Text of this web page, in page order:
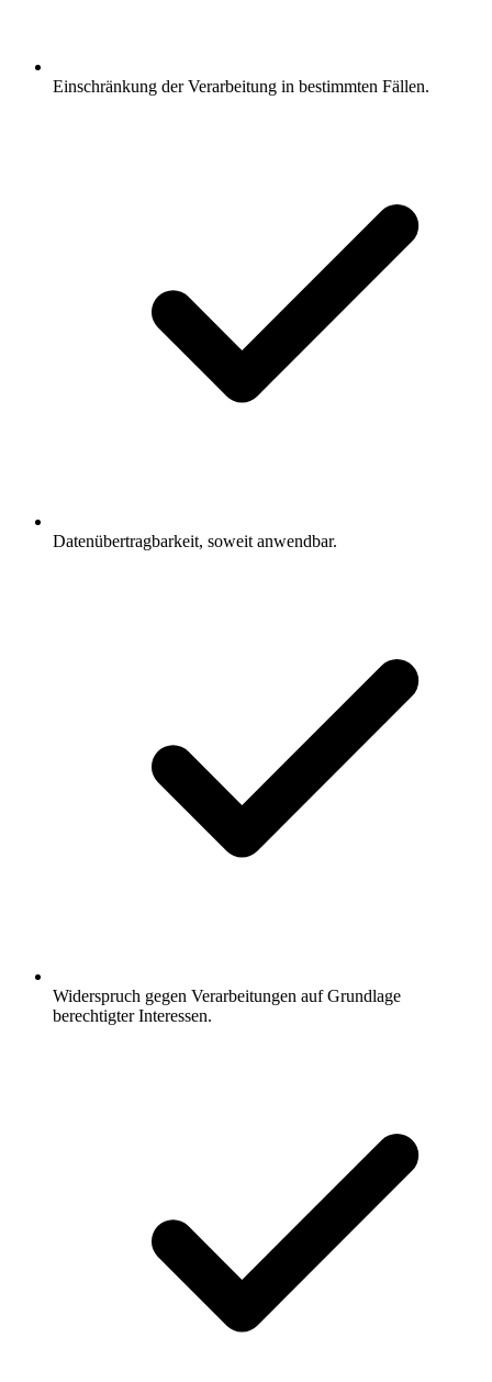
Einschränkung der Verarbeitung in bestimmten Fällen.
Datenübertragbarkeit, soweit anwendbar.
Widerspruch gegen Verarbeitungen auf Grundlage
berechtigter Interessen.